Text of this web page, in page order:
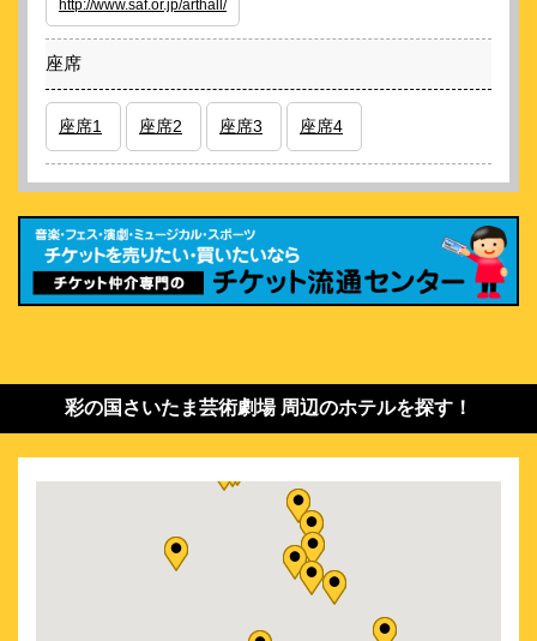
http://www.saf.or.jp/arthall/
座席
座席1 座席2 座席3 座席4
彩の国さいたま芸術劇場 周辺のホテルを探す！